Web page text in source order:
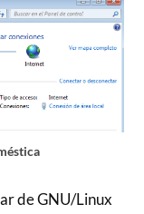
de GNU/Linux